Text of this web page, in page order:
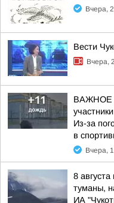
Вчера,
Вести
Вчера,
ВАЖНОЕ
Из-за
в
Вчера,
8
туманы,
ИА